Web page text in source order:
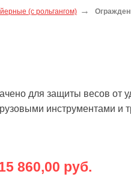
(с рольгангом)
для защиты весов от
инструментами и
860,00 руб.